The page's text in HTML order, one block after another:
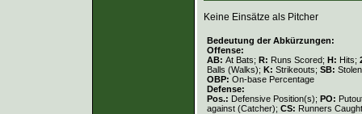
Keine Einsätze als Pitcher
Bedeutung der Abkürzungen:
Offense:
AB: At Bats; R: Runs Scored; H: Hits;
Balls (Walks); K: Strikeouts; SB:
OBP: On-base Percentage
Defense:
Pos.: Defensive Position(s); PO:
against (Catcher); CS: Runners